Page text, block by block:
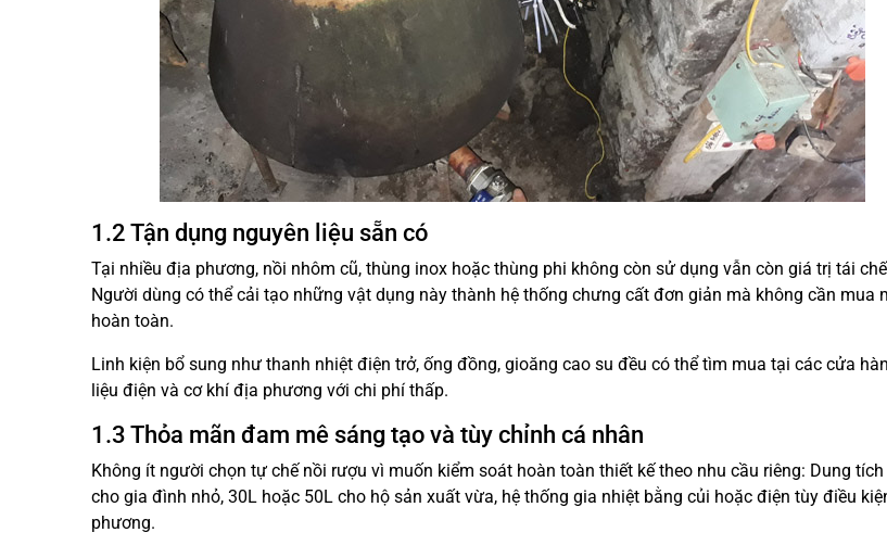
1.2 Tận dụng nguyên liệu sẵn có
Tại nhiều địa phương, nồi nhôm cũ, thùng inox hoặc thùng phi không còn sử dụng vẫn còn giá trị tái
Người dùng có thể cải tạo những vật dụng này thành hệ thống chưng cất đơn giản mà không cần mua
hoàn toàn.
Linh kiện bổ sung như thanh nhiệt điện trở, ống đồng, gioăng cao su đều có thể tìm mua tại các cửa
liệu điện và cơ khí địa phương với chi phí thấp.
1.3 Thỏa mãn đam mê sáng tạo và tùy chỉnh cá nhân
Không ít người chọn tự chế nồi rượu vì muốn kiểm soát hoàn toàn thiết kế theo nhu cầu riêng: Dung
cho gia đình nhỏ, 30L hoặc 50L cho hộ sản xuất vừa, hệ thống gia nhiệt bằng củi hoặc điện tùy điều
phương.